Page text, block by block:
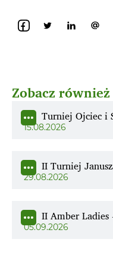
Zobacz również
Turniej Ojciec i
15.08.2026
II Turniej
29.08.2026
II Amber Ladies
05.09.2026